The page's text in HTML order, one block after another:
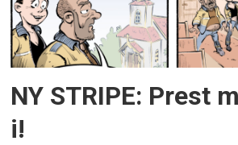
NY STRIPE: Prest
i!